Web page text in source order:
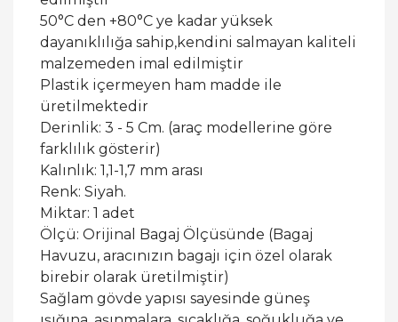
50°C den +80°C ye kadar yüksek
dayanıklılığa sahip,kendini salmayan kaliteli
malzemeden imal edilmiştir
Plastik içermeyen ham madde ile
üretilmektedir
Derinlik: 3 - 5 Cm. (araç modellerine göre
farklılık gösterir)
Kalınlık: 1,1-1,7 mm arası
Renk: Siyah.
Miktar: 1 adet
Ölçü: Orijinal Bagaj Ölçüsünde (Bagaj
Havuzu, aracınızın bagajı için özel olarak
birebir olarak üretilmiştir)
Sağlam gövde yapısı sayesinde güneş